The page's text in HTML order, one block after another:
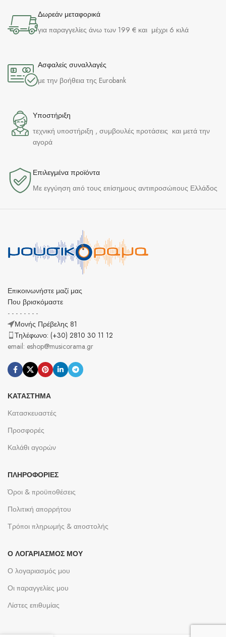
Δωρεάν μεταφορικά
για παραγγελίες άνω των 199 € και μέχρι 6 κιλά
Ασφαλείς συναλλαγές
με την βοήθεια της Eurobank
Υποστήριξη
τεχνική υποστήριξη , συμβουλές προτάσεις και μετά την
αγορά
Επιλεγμένα προϊόντα​
Με εγγύηση από τους επίσημους αντιπροσώπους Ελλάδος
Επικοινωνήστε μαζί μας
Που βρισκόμαστε
- - - - - - - -
Μονής Πρέβελης 81
Τηλέφωνο: (+30) 2810 30 11 12
email: eshop@musicorama.gr
ΚΑΤΆΣΤΗΜΑ
Κατασκευαστές
Προσφορές
Καλάθι αγορών
ΠΛΗΡΟΦΟΡΊΕΣ
Όροι & προϋποθέσεις
Πολιτική απορρήτου
Τρόποι πληρωμής & αποστολής
Ο ΛΟΓΑΡΙΑΣΜΌΣ ΜΟΥ
Ο λογαριασμός μου
Οι παραγγελίες μου
Λίστες επιθυμίας